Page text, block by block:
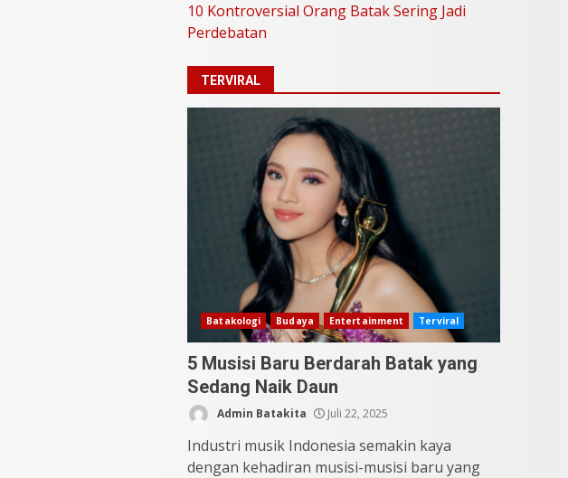
2
9 Makanan Batak yang
Wajib Diketahui! Budaya
Batak yang Jarang
Dipahami Orang Indonesia
Juni 25, 2026
4
Datu Batak: Misteri Tanah
Batak Terungkap!
Juni 11, 2026
5
10 Kontroversial Orang
Batak Sering Jadi
Perdebatan
10 Kontroversial Orang Batak Sering Jadi
Perdebatan
TERVIRAL
Batakologi Budaya Entertainment Terviral
5 Musisi Baru Berdarah Batak yang
Sedang Naik Daun
Admin Batakita Juli 22, 2025
Industri musik Indonesia semakin kaya
dengan kehadiran musisi-musisi baru yang